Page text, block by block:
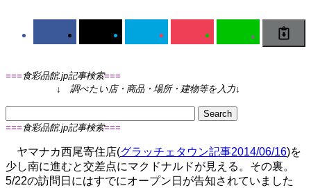
===食彩品館.jp記事検索===
↓ 調べたい店・商品・場所・建物等を入力↓
===食彩品館.jp記事検索===
ヤマナカ西尾寄住店(グラッチェタウン記事2014/06/16)を
少し南に進むと交差点にマクドナルドが見える。その裏。
5/22の訪問日にはすでにオープン日が告知されていました